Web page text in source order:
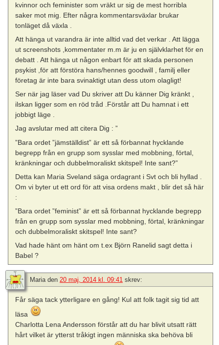
kvinnor och feminister som vräkt ur sig de mest horribla
saker mot mig. Efter några kommentarsväxlar brukar
tonläget då växla .
Att hänga ut varandra är inte alltid vad det verkar . Att lägga
ut screenshots ,kommentater m.m är ju en självklarhet för en
debatt . Att hänga ut någon enbart för att skada personen
psykist ,för att förstöra hans/hennes goodwill , familj eller
företag är inte bara svinaktigt utan dess utom olagligt!
Ser när jag läser vad Du skriver att Du känner Dig kränkt ,
ilskan ligger som en röd tråd .Förstår att Du hamnat i ett
jobbigt läge .
Jag avslutar med att citera Dig : ”
”Bara ordet ”jämställdist” är ett så förbannat hycklande
begrepp från en grupp som sysslar med mobbning, förtal,
kränkningar och dubbelmoraliskt skitspel! Inte sant?”
Detta kan Maria Sveland säga ordagrant i Svt och bli hyllad .
Om vi byter ut ett ord för att visa ordens makt , blir det så här
:
”Bara ordet ”feminist” är ett så förbannat hycklande begrepp
från en grupp som sysslar med mobbning, förtal, kränkningar
och dubbelmoraliskt skitspel! Inte sant?
Vad hade hänt om hänt om t.ex Björn Ranelid sagt detta i
Babel ?
Mariaden 20 maj, 2014 kl. 09:41 skrev:
Får säga tack ytterligare en gång! Kul att folk tagit sig tid att
läsa
Charlotta Lena Andersson förstår att du har blivit utsatt rätt
hårt vilket är ytterst tråkigt ingen människa ska behöva bli